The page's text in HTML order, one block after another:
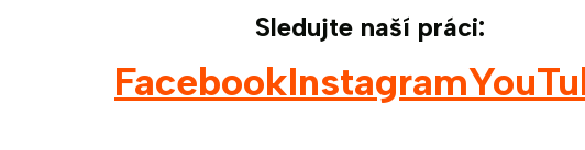
Sledujte naší práci:
FacebookInstagram